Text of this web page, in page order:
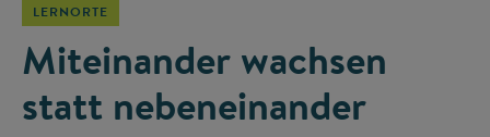
LERNORTE
Miteinander wachsen
statt nebeneinander